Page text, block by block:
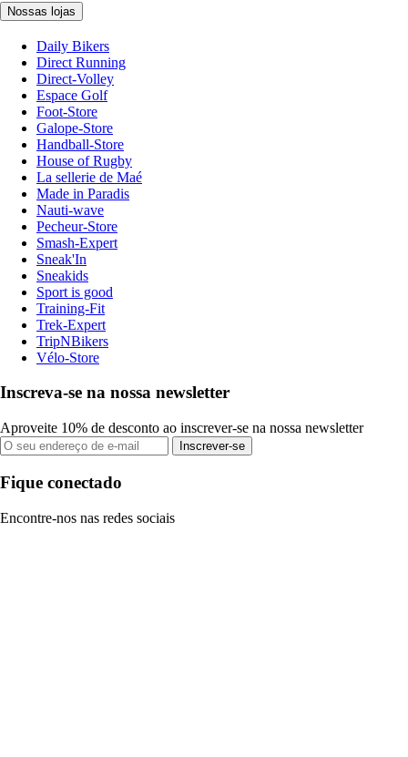
Nossas lojas
Daily Bikers
Direct Running
Direct-Volley
Espace Golf
Foot-Store
Galope-Store
Handball-Store
House of Rugby
La sellerie de Maé
Made in Paradis
Nauti-wave
Pecheur-Store
Smash-Expert
Sneak'In
Sneakids
Sport is good
Training-Fit
Trek-Expert
TripNBikers
Vélo-Store
Inscreva-se na nossa newsletter
Aproveite 10% de desconto ao inscrever-se na nossa newsletter
Inscrever-se
Fique conectado
Encontre-nos nas redes sociais